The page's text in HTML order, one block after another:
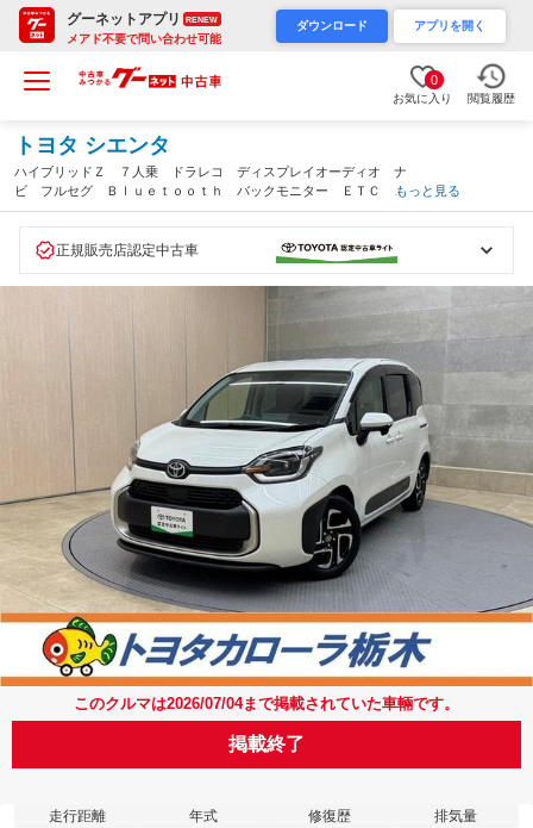
グーネットアプリ RENEW
メアド不要で問い合わせ可能
ダウンロード アプリを開く
0
お気に入り 閲覧履歴
トヨタ シエンタ
ハイブリッドＺ ７人乗 ドラレコ ディスプレイオーディオ ナ
ビ フルセグ Ｂｌｕｅｔｏｏｔｈ バックモニター ＥＴＣ 両
側電動スライド クルーズコントロール スマートキー ブライン
もっと見る
正規販売店認定中古車
このクルマは2026/07/04まで掲載されていた車輛です。
掲載終了
走行距離 年式 修復歴 排気量